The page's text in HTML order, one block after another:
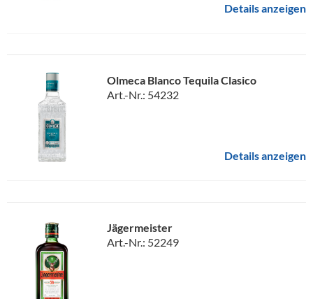
Details anzeigen
Olmeca Blanco Tequila Clasico
Art.-Nr.: 54232
Details anzeigen
Jägermeister
Art.-Nr.: 52249